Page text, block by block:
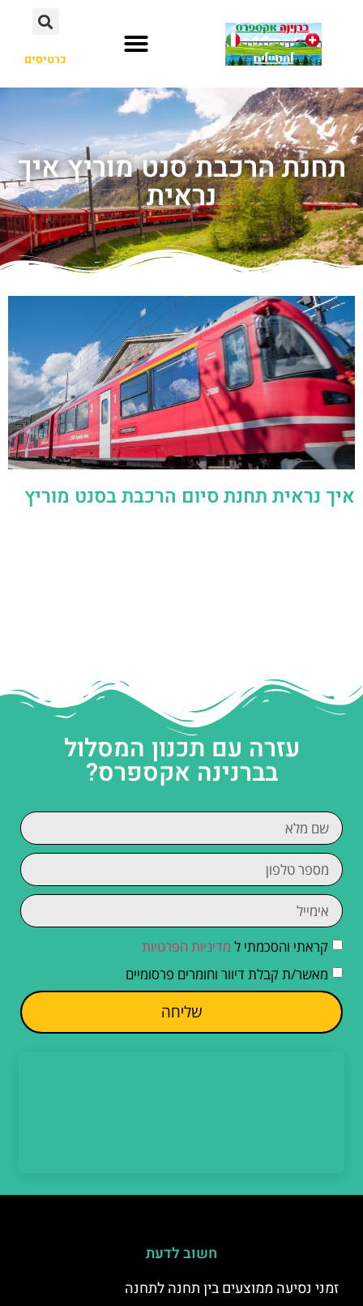
כרטיסים
תחנת הרכבת סנט מוריץ איך
נראית
איך נראית תחנת סיום הרכבת בסנט מוריץ
עזרה עם תכנון המסלול
בברנינה אקספרס?
קראתי והסכמתי ל מדיניות הפרטיות
מאשר/ת קבלת דיוור וחומרים פרסומיים
שליחה
חשוב לדעת
זמני נסיעה ממוצעים בין תחנה לתחנה